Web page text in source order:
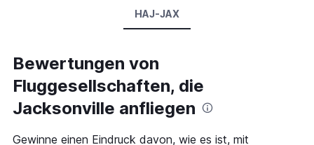
HAJ-JAX
Bewertungen von
Fluggesellschaften, die
Jacksonville anfliegen
Gewinne einen Eindruck davon, wie es ist, mit